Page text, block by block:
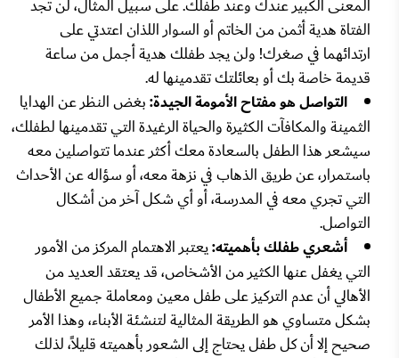
المعنى الكبير عندك وعند طفلك. على سبيل المثال، لن تجد
الفتاة هدية أثمن من الخاتم أو السوار اللذان اعتدتي على
ارتدائهما في صغرك! ولن يجد طفلك هدية أجمل من ساعة
قديمة خاصة بك أو بعائلتك تقدمينها له.
التواصل هو مفتاح الأمومة الجيدة:بغض النظر عن الهدايا
الثمينة والمكافآت الكثيرة والحياة الرغيدة التي تقدمينها لطفلك،
سيشعر هذا الطفل بالسعادة معك أكثر عندما تتواصلين معه
باستمرار، عن طريق الذهاب في نزهة معه، أو سؤاله عن الأحداث
التي تجري معه في المدرسة، أو أي شكل آخر من أشكال
التواصل.
أشعري طفلك بأهميته:يعتبر الاهتمام المركز من الأمور
التي يغفل عنها الكثير من الأشخاص، قد يعتقد العديد من
الأهالي أن عدم التركيز على طفل معين ومعاملة جميع الأطفال
بشكل متساوي هو الطريقة المثالية لتنشئة الأبناء، وهذا الأمر
صحيح إلا أن كل طفل يحتاج إلى الشعور بأهميته قليلاً، لذلك